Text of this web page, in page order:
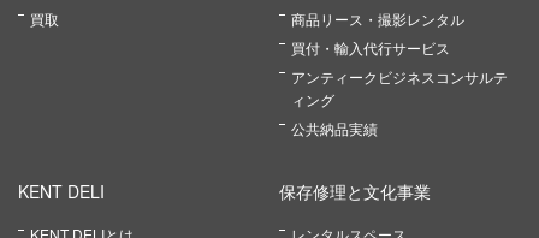
買取
商品リース・撮影レンタル
買付・輸入代行サービス
アンティークビジネスコンサルテ
ィング
公共納品実績
KENT DELI
KENT DELIとは
保存修理と文化事業
レンタルスペース